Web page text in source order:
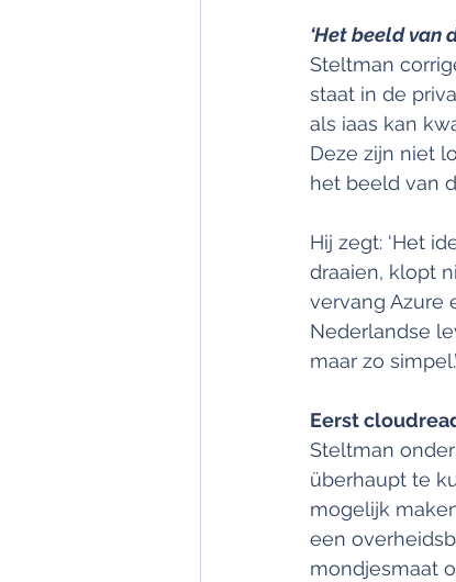
‘Het beeld van
Steltman
staat in de
als iaas kan
Deze zijn niet
het beeld van
Hij zegt: ‘Het
draaien, klopt
vervang Azure
Nederlandse
maar zo simpel.’
Eerst
Steltman
überhaupt te
mogelijk
een
mondjesmaat